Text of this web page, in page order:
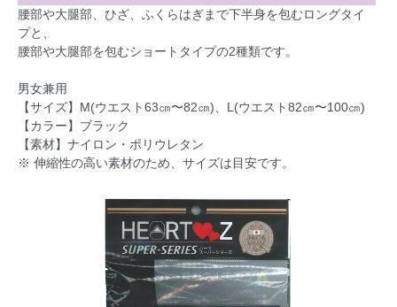
腰部や大腿部、ひざ、ふくらはぎまで下半身を包むロングタイ
プと、
腰部や大腿部を包むショートタイプの2種類です。
男女兼用
【サイズ】M(ウエスト63㎝〜82㎝)、L(ウエスト82㎝〜100㎝)
【カラー】ブラック
【素材】ナイロン・ポリウレタン
※ 伸縮性の高い素材のため、サイズは目安です。